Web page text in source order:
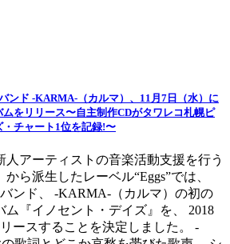
ンド -KARMA-（カルマ）、11月7日（水）に
をリリース〜自主制作CDがタワレコ札幌ピ
チャート1位を記録!〜
人アーティストの音楽活動支援を行う
から派生したレーベル“Eggs”では、
ンド、 -KARMA-（カルマ）の初の
ム『イノセント・デイズ』を、 2018
ースすることを決定しました。 -